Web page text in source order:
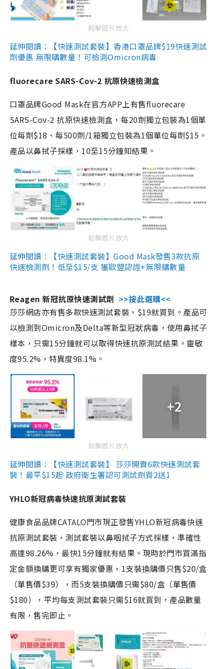
點擊圖片放大
延伸閱讀：【快速測試套裝】香港口罩品牌$19快速測試
劑優惠 無限購數量！可檢測Omicron病毒
fluorecare SARS-Cov-2 抗原快速檢測盒
口罩品牌Good Mask在官方APP上有售fluorecare
SARS-Cov-2 抗原快速檢測盒，每20劑獨立包裝為1個單
位每劑$18、每500劑/1箱獨立包裝為1個單位每劑$15。
產品以鼻拭子採樣，10至15分鐘知結果。
點擊圖片放大
延伸閱讀：【快速測試套裝】Good Mask發售3款抗原
快速檢測劑！低至$15/支 獲歐盟認證+無限購數量
Reagen 新冠抗原快速測試劑 >>按此選購<<
莎莎網店亦有售多款快速測試套裝，$19就買到。產品可
以檢測到Omicron及Delta等新型冠狀病毒，使用鼻拭子
樣本，只需15分鐘就可以取得快速抗原測試結果。靈敏
度95.2%，特異度98.1%。
+2
點擊圖片放大
延伸閱讀：【快速測試套裝】 莎莎開賣6款快速測試套
裝！最平$15起 政府衛生署認可測試劑買2送1
YHLO新冠病毒快速抗原測試套裝
健康食品品牌CATALO門市現正發售YHLO新冠病毒快速
抗原測試套裝，測試套裝以鼻咽拭子方式採樣，準確性
高達98.26%，最快15分鐘就有結果。現時於門市買滿指
定金額換購更可享有獨家優惠，1支裝換購價只售$20/盒
（單售價$39），而5支裝換購價只需$80/盒（單售價
$180），平均每支測試套裝只需$16就買到，產品數量
有限，售完即止。